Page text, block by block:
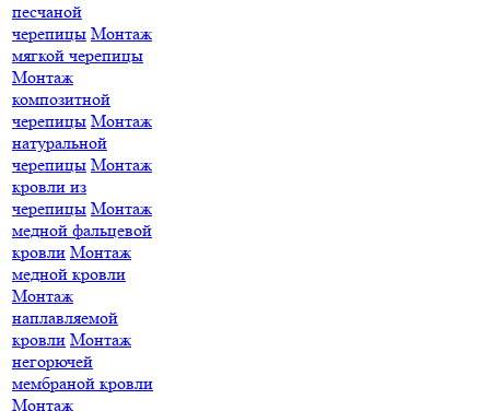
песчаной
черепицы Монтаж
мягкой черепицы
Монтаж
композитной
черепицы Монтаж
натуральной
черепицы Монтаж
кровли из
черепицы Монтаж
медной фальцевой
кровли Монтаж
медной кровли
Монтаж
наплавляемой
кровли Монтаж
негорючей
мембраной кровли
Монтаж